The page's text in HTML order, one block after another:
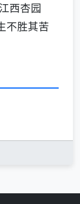
西杏园
不胜其苦